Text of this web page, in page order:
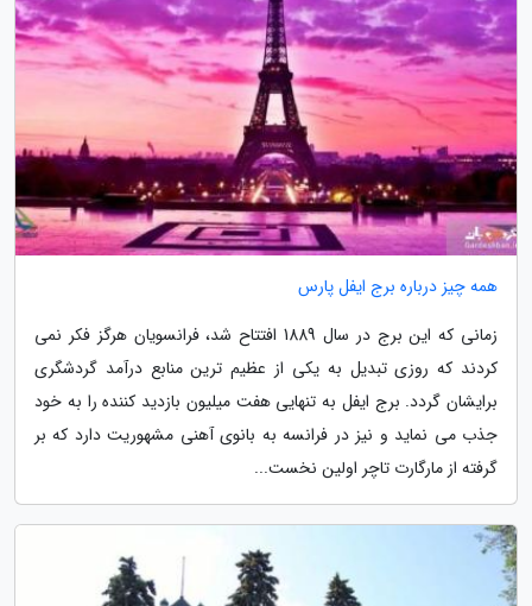
همه چیز درباره برج ایفل پارس
زمانی که این برج در سال 1889 افتتاح شد، فرانسویان هرگز فکر نمی
کردند که روزی تبدیل به یکی از عظیم ترین منابع درآمد گردشگری
برایشان گردد. برج ایفل به تنهایی هفت میلیون بازدید کننده را به خود
جذب می نماید و نیز در فرانسه به بانوی آهنی مشهوریت دارد که بر
گرفته از مارگارت تاچر اولین نخست...